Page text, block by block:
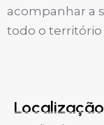
acompanhar a
todo o território
Localização